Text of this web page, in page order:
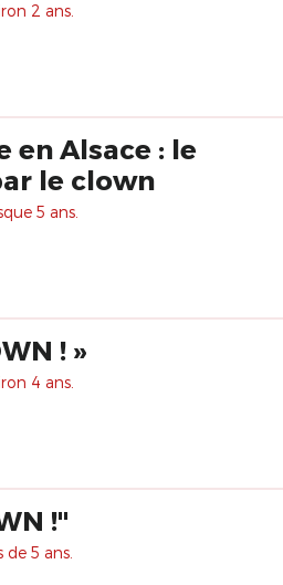
2 ans.
en Alsace : le
le clown
5 ans.
! »
4 ans.
!"
5 ans.